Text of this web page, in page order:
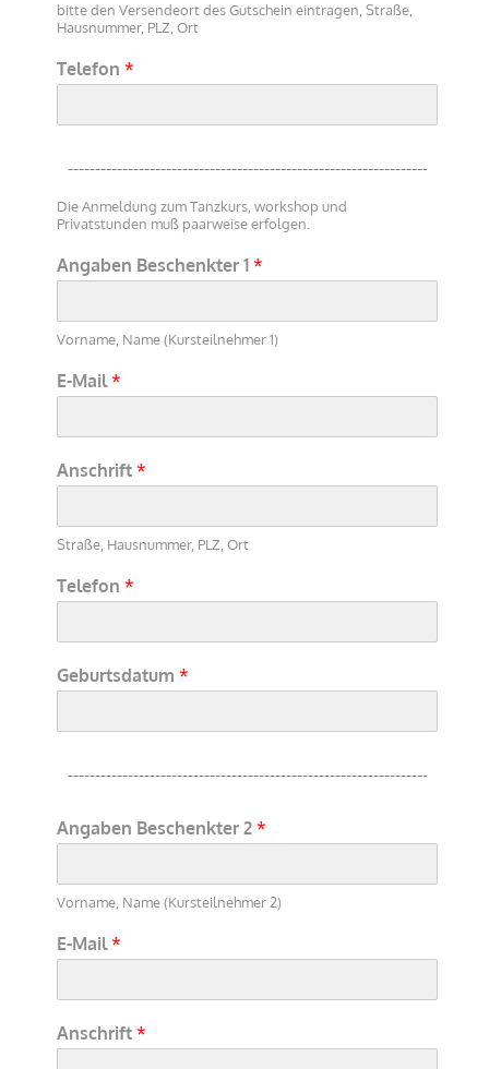
bitte den Versendeort des Gutschein eintragen, Straße,
Hausnummer, PLZ, Ort
Telefon *
Die Anmeldung zum Tanzkurs, workshop und
Privatstunden muß paarweise erfolgen.
Angaben Beschenkter 1 *
Vorname, Name (Kursteilnehmer 1)
E-Mail*
Anschrift *
Straße, Hausnummer, PLZ, Ort
Telefon *
Geburtsdatum *
Angaben Beschenkter 2 *
Vorname, Name (Kursteilnehmer 2)
E-Mail*
Anschrift *